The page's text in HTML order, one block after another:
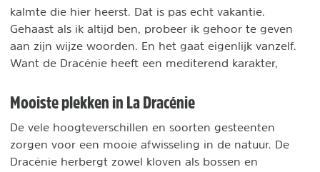
kalmte die hier heerst. Dat is pas echt vakantie.
Gehaast als ik altijd ben, probeer ik gehoor te geven
aan zijn wijze woorden. En het gaat eigenlijk vanzelf.
Want de Dracénie heeft een mediterend karakter,
Mooiste plekken in La Dracénie
De vele hoogteverschillen en soorten gesteenten
zorgen voor een mooie afwisseling in de natuur. De
Dracénie herbergt zowel kloven als bossen en